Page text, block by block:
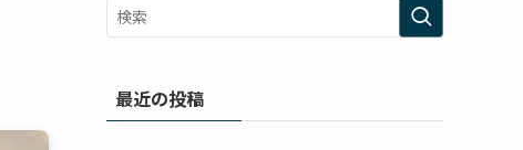
最近の投稿